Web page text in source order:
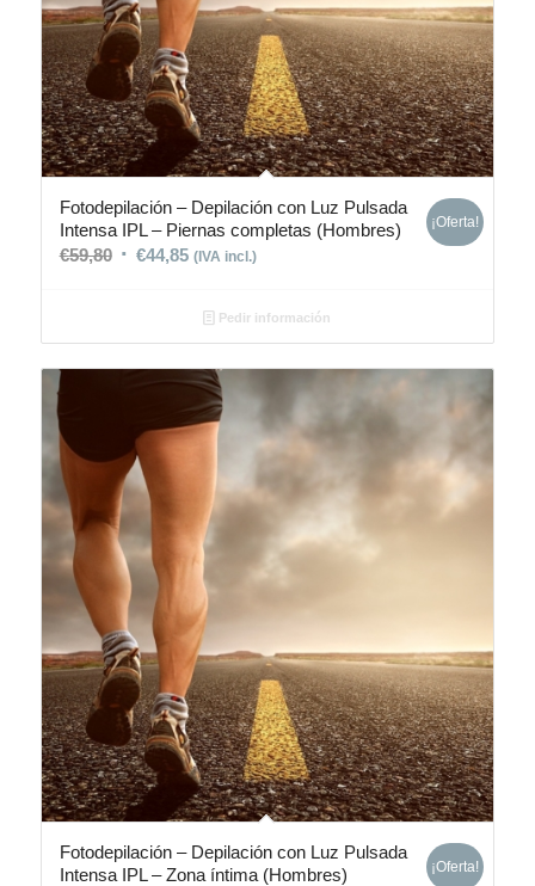
Fotodepilación – Depilación con Luz Pulsada
Intensa IPL – Piernas completas (Hombres)
€59,80 €44,85 (IVA incl.)
¡Oferta!
Pedir información
Fotodepilación – Depilación con Luz Pulsada
Intensa IPL – Zona íntima (Hombres)
¡Oferta!